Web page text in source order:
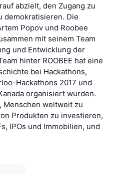
abzielt, den Zugang zu
demokratisieren. Die
Popov und Roobee
mit seinem Team
und Entwicklung der
hinter ROOBEE hat eine
bei Hackathons,
Hackathons 2017 und
organisiert wurden.
Menschen weltweit zu
Produkten zu investieren,
IPOs und Immobilien, und